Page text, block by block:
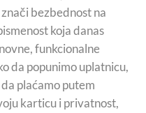
bezbednost na
koja danas
funkcionalne
da popunimo uplatnicu,
plaćamo putem
karticu i privatnost,